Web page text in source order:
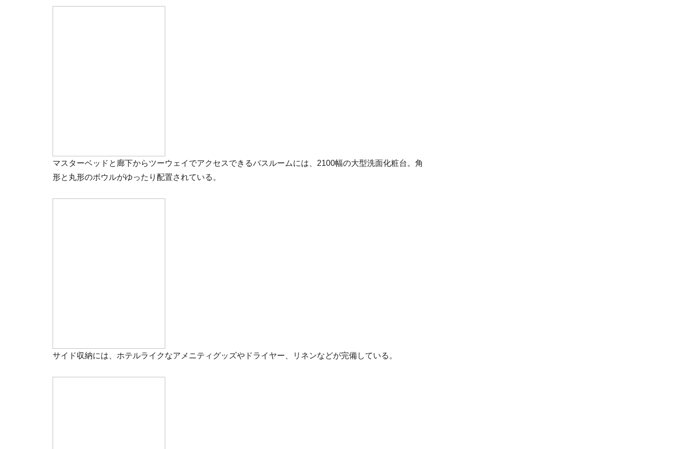
マスターベッドと廊下からツーウェイでアクセスできるバスルームには、2100幅の大型洗面化粧台。角
形と丸形のボウルがゆったり配置されている。
サイド収納には、ホテルライクなアメニティグッズやドライヤー、リネンなどが完備している。